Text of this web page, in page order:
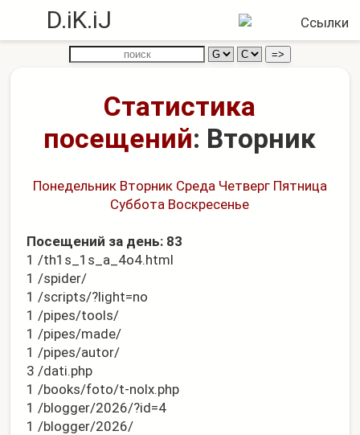
D.iK.iJ
Статистика
посещений: Вторник
Понедельник Вторник Среда Четверг Пятница
Суббота Воскресенье
Посещений за день: 83
1 /th1s_1s_a_4o4.html
1 /spider/
1 /scripts/?light=no
1 /pipes/tools/
1 /pipes/made/
1 /pipes/autor/
3 /dati.php
1 /books/foto/t-nolx.php
1 /blogger/2026/?id=4
1 /blogger/2026/